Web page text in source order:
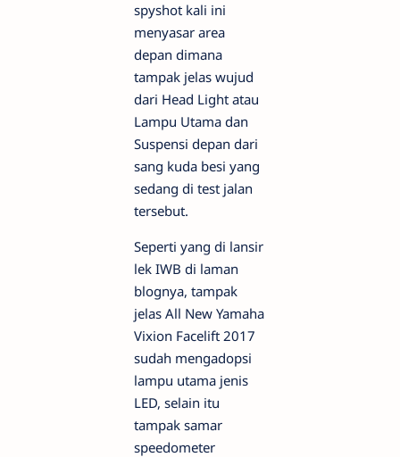
spyshot kali ini
menyasar area
depan dimana
tampak jelas wujud
dari Head Light atau
Lampu Utama dan
Suspensi depan dari
sang kuda besi yang
sedang di test jalan
tersebut.
Seperti yang di lansir
lek IWB di laman
blognya, tampak
jelas All New Yamaha
Vixion Facelift 2017
sudah mengadopsi
lampu utama jenis
LED, selain itu
tampak samar
speedometer